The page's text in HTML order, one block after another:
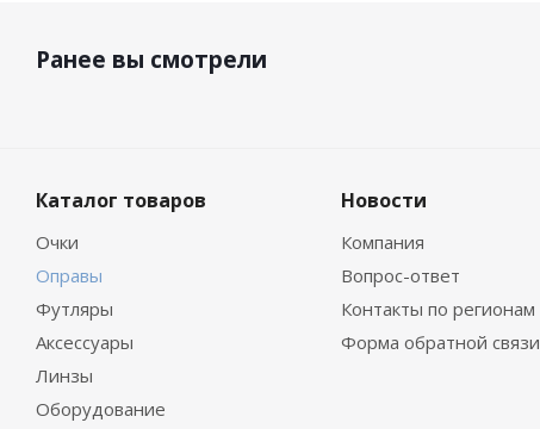
Ранее вы смотрели
Каталог товаров
Очки
Оправы
Футляры
Аксессуары
Линзы
Оборудование
Новости
Компания
Вопрос-ответ
Контакты по регионам
Форма обратной связи